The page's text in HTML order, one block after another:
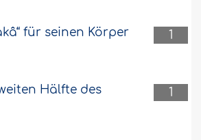
1
für seinen Körper
1
Hälfte des